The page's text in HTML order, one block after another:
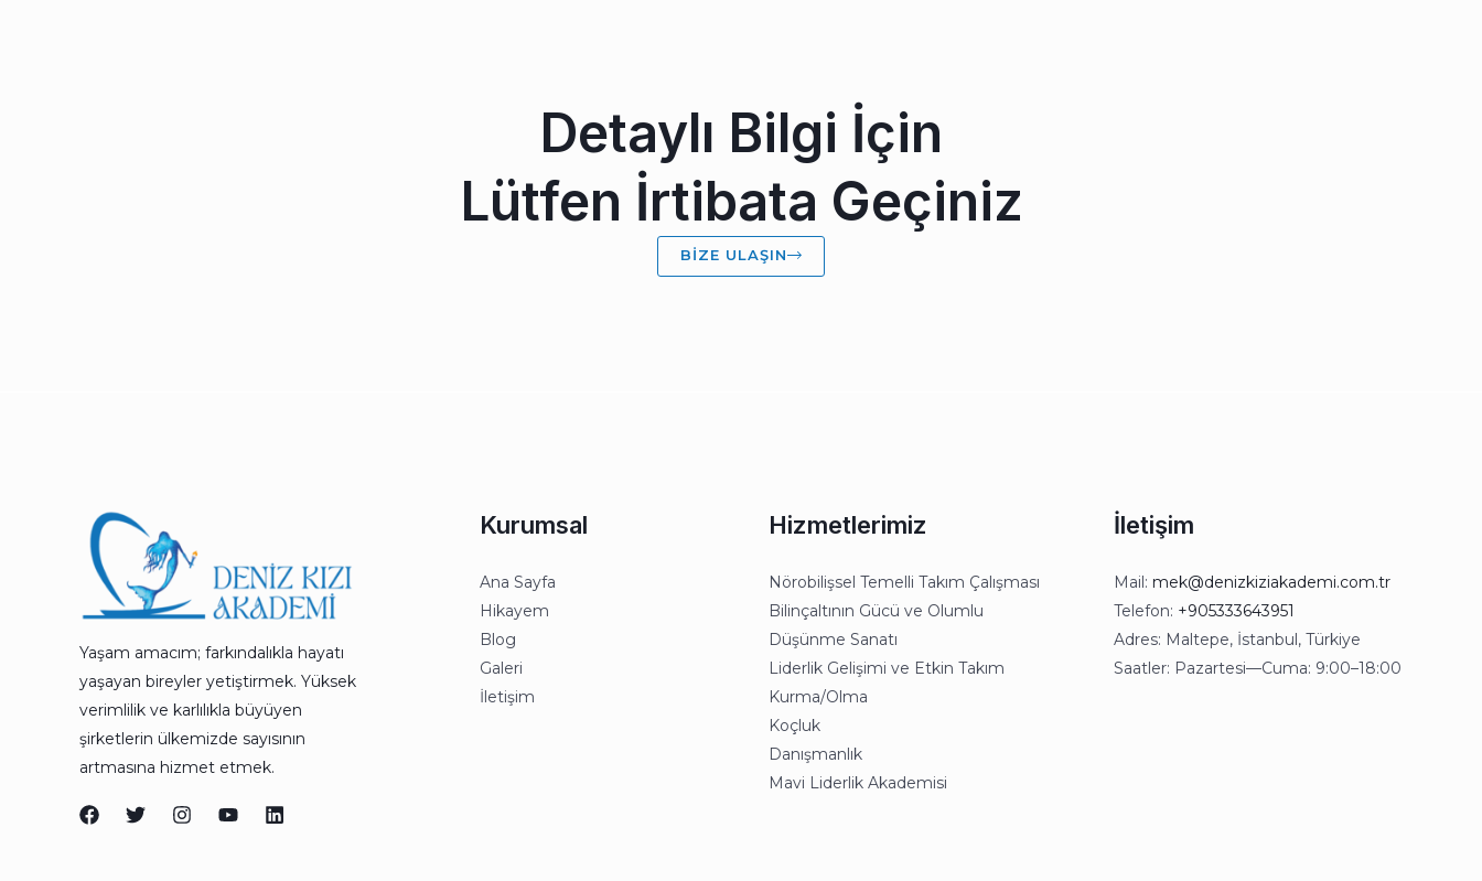
Detaylı Bilgi İçin
Lütfen İrtibata Geçiniz
BIZE ULAŞIN
Yaşam amacım; farkındalıkla hayatı
yaşayan bireyler yetiştirmek. Yüksek
verimlilik ve karlılıkla büyüyen
şirketlerin ülkemizde sayısının
artmasına hizmet etmek.
Kurumsal
Ana Sayfa
Hikayem
Blog
Galeri
İletişim
Hizmetlerimiz
Nörobilişsel Temelli Takım Çalışması
Bilinçaltının Gücü ve Olumlu
Düşünme Sanatı
Liderlik Gelişimi ve Etkin Takım
Kurma/Olma
Koçluk
Danışmanlık
Mavi Liderlik Akademisi
İletişim
Mail: mek@denizkiziakademi.com.tr
Telefon: +905333643951
Adres: Maltepe, İstanbul, Türkiye
Saatler: Pazartesi—Cuma: 9:00–18:00